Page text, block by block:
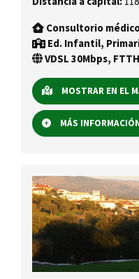
Consultorio
Ed. Infantil,
VDSL 30Mbps,
MOSTRAR EN EL
MÁS